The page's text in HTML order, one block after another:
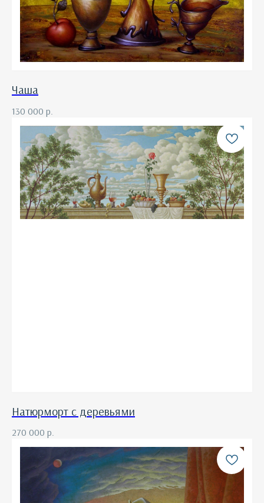
Чаша
130 000 р.
Натюрморт с деревьями
270 000 р.